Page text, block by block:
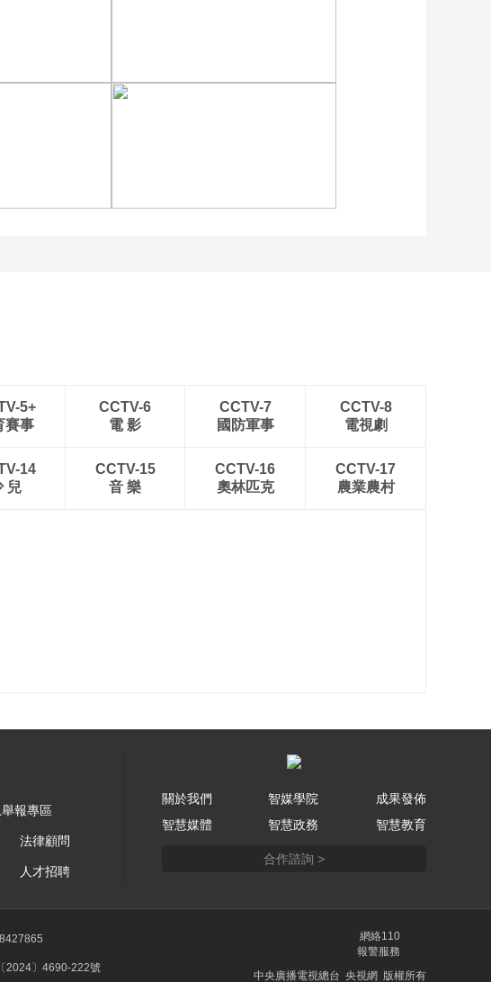
5+
賽事
CCTV-6
電 影
CCTV-7
國防軍事
CCTV-8
電視劇
14
兒
CCTV-15
音 樂
CCTV-16
奧林匹克
CCTV-17
農業農村
報專區
法律顧問
人才招聘
關於我們 智媒學院
成果發佈
智慧媒體
智慧政務 智慧教育
合作諮詢 >
2024〕4690-222號
網絡110
報警服務
中央廣播電視總台 央視網 版權所有